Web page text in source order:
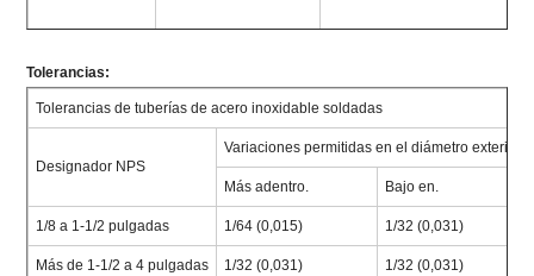
Tolerancias:
Tolerancias de tuberías de acero inoxidable soldadas
Designador NPS
Variaciones permitidas en el diámetro exterior
Más adentro. Bajo en.
1/8 a 1-1/2 pulgadas 1/64 (0,015) 1/32 (0,031)
Más de 1-1/2 a 4 pulgadas 1/32 (0,031) 1/32 (0,031)